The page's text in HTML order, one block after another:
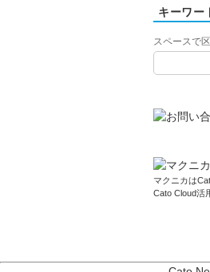
キーワー
スペースで
マクニカは
Cato Cloud活